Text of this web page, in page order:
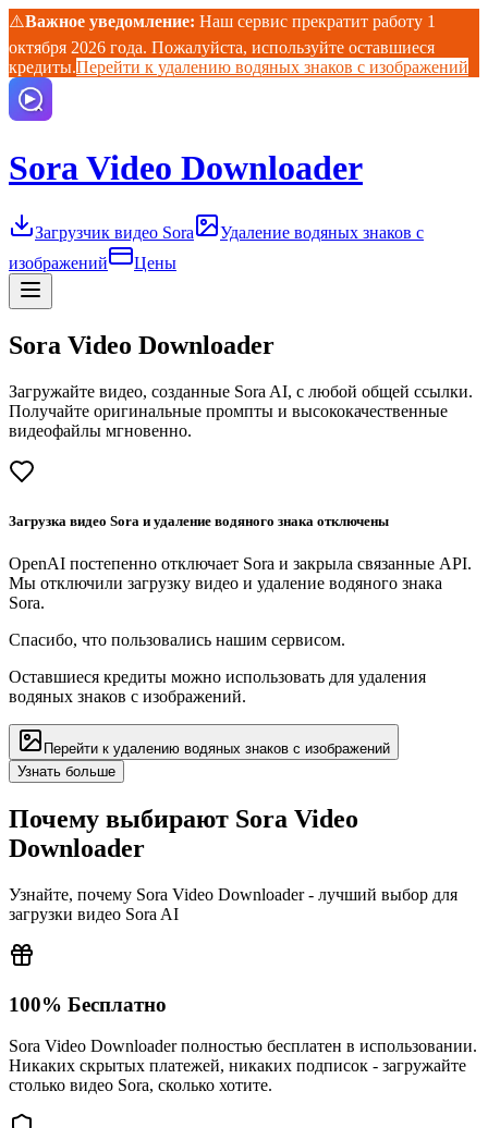
⚠️Важное уведомление: Наш сервис прекратит работу 1
октября 2026 года. Пожалуйста, используйте оставшиеся
кредиты.Перейти к удалению водяных знаков с изображений
Sora Video Downloader
Загрузчик видео Sora
Удаление водяных знаков с
изображений
Цены
Sora Video Downloader
Загружайте видео, созданные Sora AI, с любой общей ссылки.
Получайте оригинальные промпты и высококачественные
видеофайлы мгновенно.
Загрузка видео Sora и удаление водяного знака отключены
OpenAI постепенно отключает Sora и закрыла связанные API.
Мы отключили загрузку видео и удаление водяного знака
Sora.
Спасибо, что пользовались нашим сервисом.
Оставшиеся кредиты можно использовать для удаления
водяных знаков с изображений.
Перейти к удалению водяных знаков с изображений
Узнать больше
Почему выбирают Sora Video
Downloader
Узнайте, почему Sora Video Downloader - лучший выбор для
загрузки видео Sora AI
100% Бесплатно
Sora Video Downloader полностью бесплатен в использовании.
Никаких скрытых платежей, никаких подписок - загружайте
столько видео Sora, сколько хотите.